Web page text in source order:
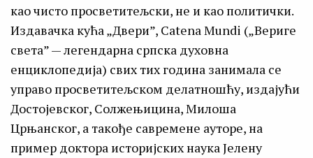
као чисто просветитељски, не и као политички.
Издавачка кућа „Двери”, Catena Mundi („Вериге
света” — легендарна српска духовна
енциклопедија) свих тих година занимала се
управо просветитељском делатношћу, издајући
Достојевског, Солжењицина, Милоша
Црњанског, а такође савремене ауторе, на
пример доктора историјских наука Јелену